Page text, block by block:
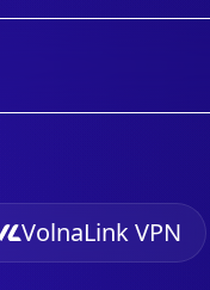
VolnaLink VPN